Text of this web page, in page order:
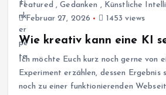
Featured ,Gedanken , Künstliche
Februar 27, 2026
1453 views
Wie kreativ kann eine KI
Ich möchte Euch kurz noch gerne von
Experiment erzählen, dessen Ergebnis
noch zu einer funktionierenden